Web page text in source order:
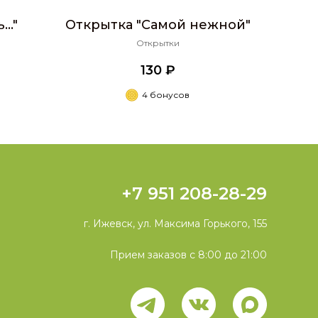
Открытка "Самой нежной"
Открытки
130 ₽
4 бонусов
+7 951 208-28-29
г. Ижевск, ул. Максима Горького, 155
Прием заказов с 8:00 до 21:00